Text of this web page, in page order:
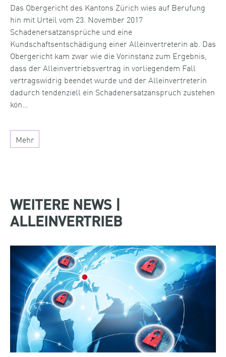
Das Obergericht des Kantons Zürich wies auf Berufung
hin mit Urteil vom 23. November 2017
Schadenersatzansprüche und eine
Kundschaftsentschädigung einer Alleinvertreterin ab. Das
Obergericht kam zwar wie die Vorinstanz zum Ergebnis,
dass der Alleinvertriebsvertrag in vorliegendem Fall
vertragswidrig beendet wurde und der Alleinvertreterin
dadurch tendenziell ein Schadenersatzanspruch zustehen
kön…
Mehr
WEITERE NEWS |
ALLEINVERTRIEB